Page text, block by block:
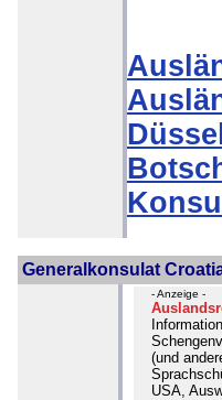
Generalkonsulat
- Anzeige -
(und
USA,